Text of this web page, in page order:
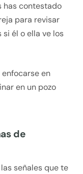
has contestado
para revisar
él o ella ve los
en
en un pozo
de
señales que te